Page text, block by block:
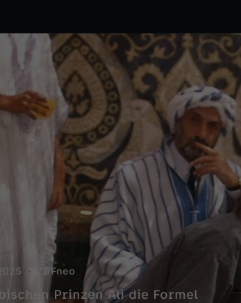
ZDFneo
Prinzen Ali die Formel